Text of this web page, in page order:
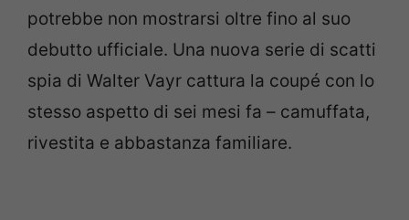
potrebbe non mostrarsi oltre fino al suo
debutto ufficiale. Una nuova serie di scatti
spia di Walter Vayr cattura la coupé con lo
stesso aspetto di sei mesi fa – camuffata,
rivestita e abbastanza familiare.